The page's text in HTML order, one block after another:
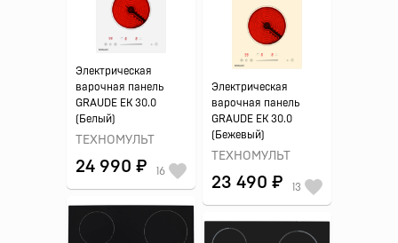
Электрическая
варочная панель
GRAUDE EK 30.0
(Белый)
ТЕХНОМУЛЬТ
24 990 ₽ 16
Электрическая
варочная панель
GRAUDE EK 30.0
(Бежевый)
ТЕХНОМУЛЬТ
23 490 ₽ 13